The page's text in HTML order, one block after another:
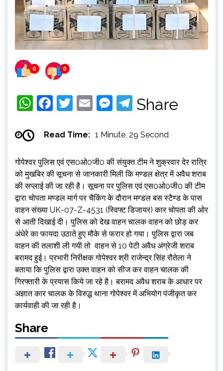
0 0
WhatsApp
Facebook
Twitter
EmailMessenger
Telegram
Share
Read Time: 1 Minute, 29 Second
गोपेश्वर पुलिस एवं एस0ओ0जी0 की संयुक्त टीम ने शुक्रवार देर रात्रि
को मुखबिर की सूचना से जानकारी मिली कि मण्डल क्षेत्र में अवैध शराब
की सप्लाई की जा रही है। सूचना पर पुलिस एवं एस0ओ0जी0 की टीम
द्वारा चोपता मण्डल मार्ग पर चैकिंग के दौरान मण्डल बस स्टैण्ड के पास
वाहन संख्या UK-07-Z-4531 (स्विफ्ट डिजायर) कार चोपता की ओर
से आती दिखाई दी। पुलिस को देख वाहन चालक वाहन को छोड़ कर
अंधेरे का फायदा उठाते हुए मौके से फरार हो गया। पुलिस द्वारा जब
वाहन की तलाशी ली गयी तो वाहन से 10 पेटी अवैध अंग्रेजी शराब
बरामद हुई। प्रभारी निरीक्षक गोपेश्वर श्री राजेन्द्र सिंह रौतेला ने
बताया कि पुलिस द्वारा उक्त वाहन को सीज कर वाहन चालक की
गिरफ्तारी के प्रयास किये जा रहे है। बरामद अवैध शराब के आधार पर
अज्ञात कार चालक के विरुद्ध थाना गोपेश्वर में अभियोग पंजीकृत कर
कार्यवाही की जा रही है।
Share